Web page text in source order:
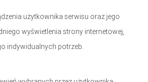
użytkownika serwisu oraz jego
wyświetlenia strony internetowej,
indywidualnych potrzeb.